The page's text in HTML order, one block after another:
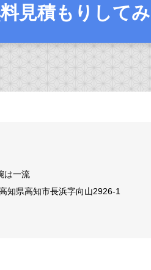
見積もりして
は一流
県高知市長浜字向山2926-1